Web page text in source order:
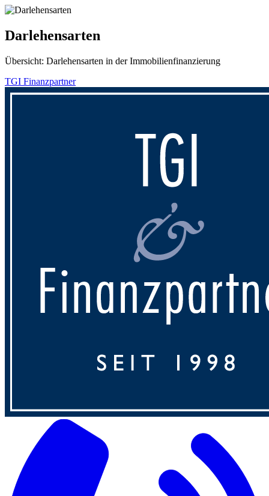
Darlehensarten
Übersicht: Darlehensarten in derImmobilienfinanzierung
TGI Finanzpartner